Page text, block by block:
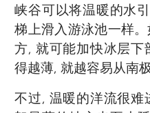
峡谷可以将温暖的水
梯上滑入游泳池一样
方, 就可能加快冰层
得越薄, 就越容易从南
不过, 温暖的洋流很难